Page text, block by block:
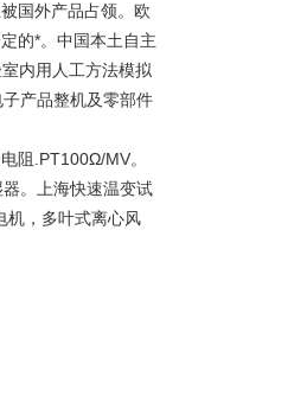
国外产品占领。欧
的*。中国本土自主
内用人工方法模拟
产品整机及零部件
阻.PT100Ω/MV。
。上海快速温变试
机，多叶式离心风